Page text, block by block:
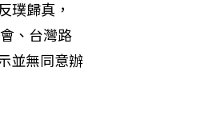
璞歸真，
、台灣路
並無同意辦